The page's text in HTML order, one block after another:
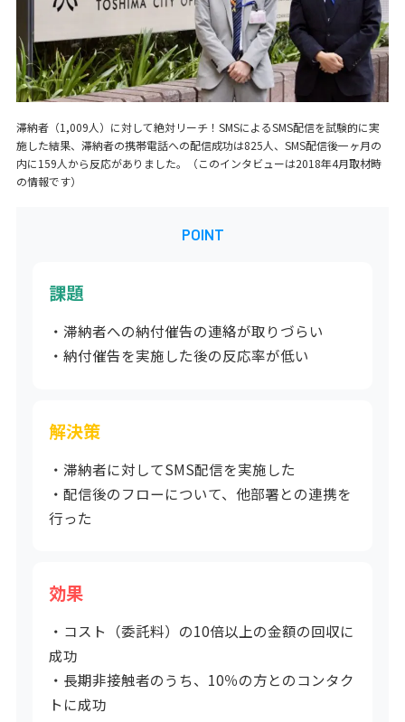
滞納者（1,009人）に対して絶対リーチ！SMSによるSMS配信を試験的に実
施した結果、滞納者の携帯電話への配信成功は825人、SMS配信後一ヶ月の
内に159人から反応がありました。（このインタビューは2018年4月取材時
の情報です）
POINT
課題
・滞納者への納付催告の連絡が取りづらい
・納付催告を実施した後の反応率が低い
解決策
・滞納者に対してSMS配信を実施した
・配信後のフローについて、他部署との連携を
行った
効果
・コスト（委託料）の10倍以上の金額の回収に
成功
・長期非接触者のうち、10％の方とのコンタク
トに成功